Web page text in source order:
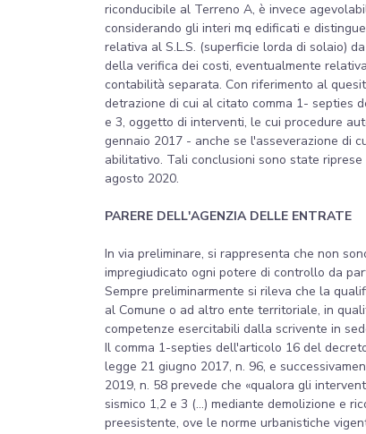
riconducibile al Terreno A, è invece
considerando gli interi mq edificati e
relativa al S.L.S. (superficie lorda di solaio)
della verifica dei costi, eventualmente
contabilità separata. Con riferimento al
detrazione di cui al citato comma 1- septies
e 3, oggetto di interventi, le cui procedure
gennaio 2017 - anche se l'asseverazione di
abilitativo. Tali conclusioni sono state
agosto 2020.
PARERE DELL'AGENZIA DELLE ENTRATE
In via preliminare, si rappresenta che non
impregiudicato ogni potere di controllo da
Sempre preliminarmente si rileva che la
al Comune o ad altro ente territoriale, in
competenze esercitabili dalla scrivente in
Il comma 1-septies dell'articolo 16 del
legge 21 giugno 2017, n. 96, e
2019, n. 58 prevede che «qualora gli
sismico 1,2 e 3 (...) mediante demolizione e
preesistente, ove le norme urbanistiche